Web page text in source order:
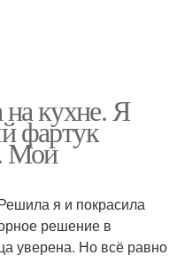
на кухне. Я
фартук
Мои
я и покрасила
решение в
уверена. Но всё равно